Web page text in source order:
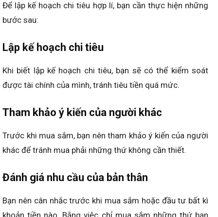
Để lập kế hoạch chi tiêu hợp lí, bạn cần thực hiện những
bước sau:
Lập kế hoạch chi tiêu
Khi biết lập kế hoạch chi tiêu, bạn sẽ có thể kiểm soát
được tài chính của mình, tránh tiêu tiền quá mức.
Tham khảo ý kiến của người khác
Trước khi mua sắm, bạn nên tham khảo ý kiến của người
khác để tránh mua phải những thứ không cần thiết.
Đánh giá nhu cầu của bản thân
Bạn nên cân nhắc trước khi mua sắm hoặc đầu tư bất kì
khoản tiền nào. Bằng việc chỉ mua sắm những thứ bạn